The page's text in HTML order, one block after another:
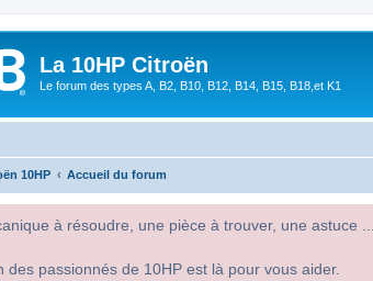
La 10HP Citroën
Le forum des types A, B2, B10, B12, B14, B15, B18,et K1
10HP Accueil du forum
à résoudre, une pièce à trouver, une astuce ....
des passionnés de 10HP est là pour vous aider.